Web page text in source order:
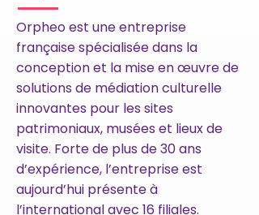
Orpheo est une entreprise
française spécialisée dans la
conception et la mise en œuvre de
solutions de médiation culturelle
innovantes pour les sites
patrimoniaux, musées et lieux de
visite. Forte de plus de 30 ans
d’expérience, l’entreprise est
aujourd’hui présente à
l’international avec 16 filiales.